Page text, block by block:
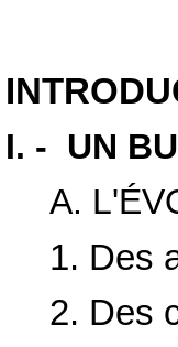
I. - UN
A.
1. Des
2. Des